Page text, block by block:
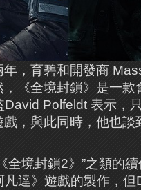
年，育碧和開發商
《全境封鎖》是一款
Polfeldt 表示，
，與此同時，他也
全境封鎖2》”之類的
達》遊戲的製作，